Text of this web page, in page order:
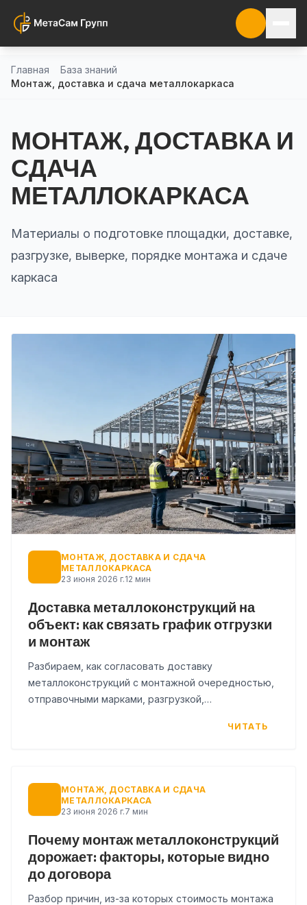
Главная
База знаний
Монтаж, доставка и сдача металлокаркаса
МОНТАЖ, ДОСТАВКА И
СДАЧА
МЕТАЛЛОКАРКАСА
Материалы о подготовке площадки, доставке,
разгрузке, выверке, порядке монтажа и сдаче
каркаса
МОНТАЖ, ДОСТАВКА И СДАЧА
МЕТАЛЛОКАРКАСА
23 июня 2026 г.12 мин
Доставка металлоконструкций на
объект: как связать график отгрузки
и монтаж
Разбираем, как согласовать доставку
металлоконструкций с монтажной очередностью,
отправочными марками, разгрузкой,
ЧИТАТЬ
МОНТАЖ, ДОСТАВКА И СДАЧА
МЕТАЛЛОКАРКАСА
23 июня 2026 г.7 мин
Почему монтаж металлоконструкций
дорожает: факторы, которые видно
до договора
Разбор причин, из-за которых стоимость монтажа